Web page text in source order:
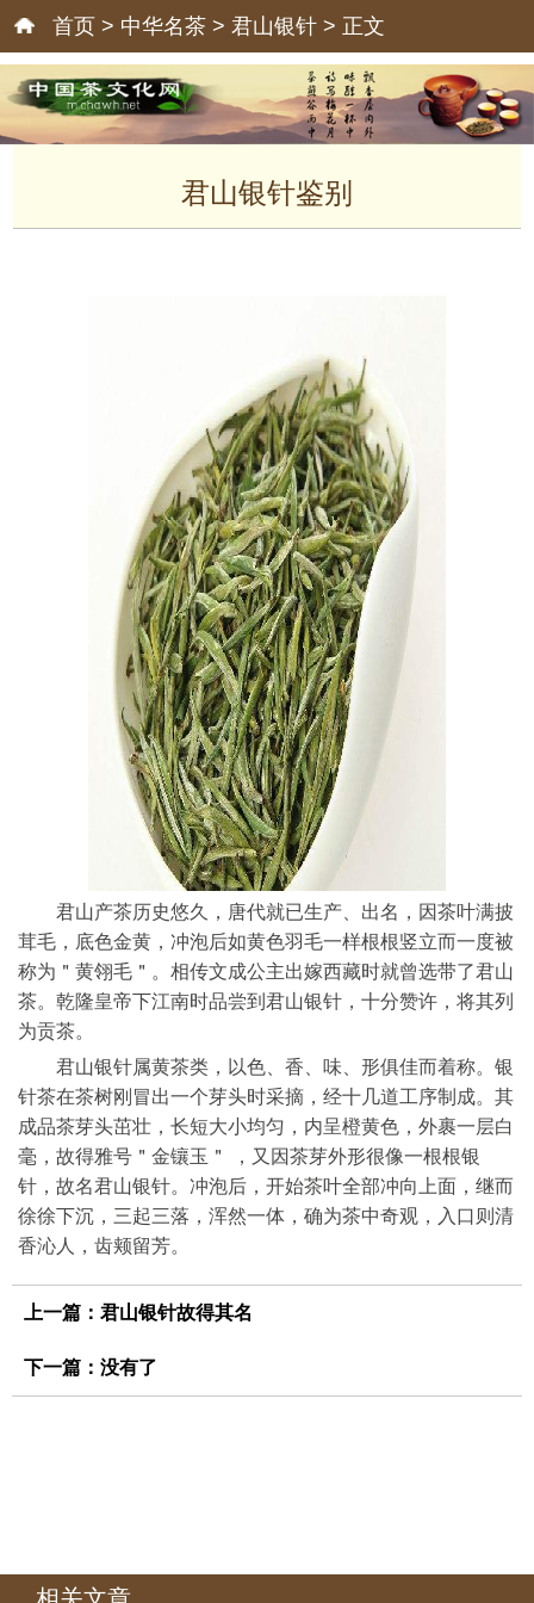
首页 > 中华名茶 > 君山银针 > 正文
君山银针鉴别
君山产茶历史悠久，唐代就已生产、出名，因茶叶满披
茸毛，底色金黄，冲泡后如黄色羽毛一样根根竖立而一度被
称为＂黄翎毛＂。相传文成公主出嫁西藏时就曾选带了君山
茶。乾隆皇帝下江南时品尝到君山银针，十分赞许，将其列
为贡茶。
君山银针属黄茶类，以色、香、味、形俱佳而着称。银
针茶在茶树刚冒出一个芽头时采摘，经十几道工序制成。其
成品茶芽头茁壮，长短大小均匀，内呈橙黄色，外裹一层白
毫，故得雅号＂金镶玉＂ ，又因茶芽外形很像一根根银
针，故名君山银针。冲泡后，开始茶叶全部冲向上面，继而
徐徐下沉，三起三落，浑然一体，确为茶中奇观，入口则清
香沁人，齿颊留芳。
上一篇： 君山银针故得其名
下一篇：没有了